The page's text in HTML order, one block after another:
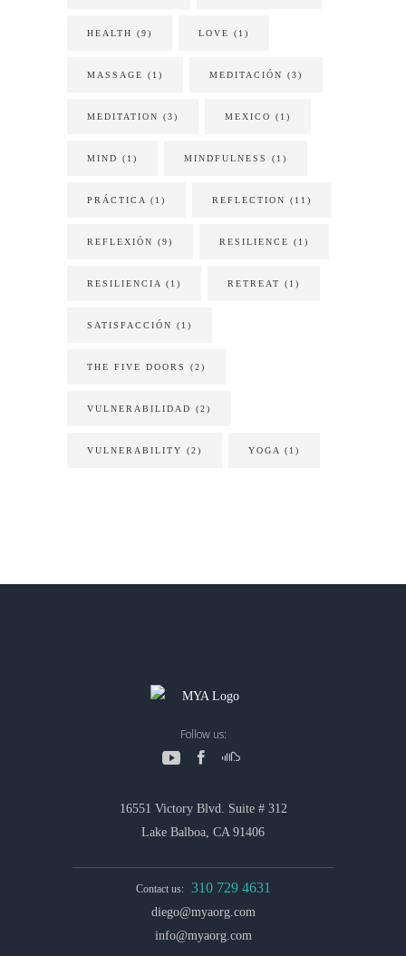
HEALTH (9) LOVE (1)
MASSAGE (1) MEDITACIÓN (3)
MEDITATION (3) MEXICO (1)
MIND (1) MINDFULNESS (1)
PRÁCTICA (1) REFLECTION (11)
REFLEXIÓN (9) RESILIENCE (1)
RESILIENCIA (1) RETREAT (1)
SATISFACCIÓN (1)
THE FIVE DOORS (2)
VULNERABILIDAD (2)
VULNERABILITY (2) YOGA (1)
Follow us:
16551 Victory Blvd. Suite # 312
Lake Balboa, CA 91406
Contact us: 310 729 4631
diego@myaorg.com
info@myaorg.com